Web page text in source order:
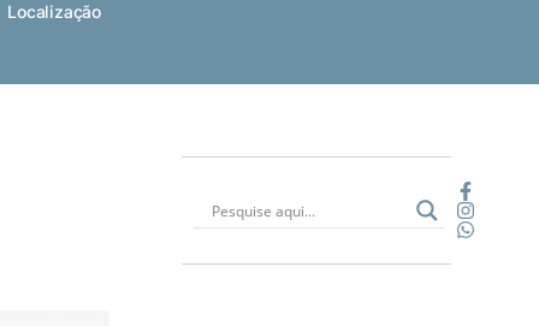
Localização